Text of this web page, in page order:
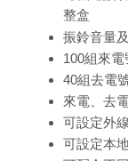
整盒
振鈴音量
100組來電
40組去電
來電、去
可設定外
可設定本